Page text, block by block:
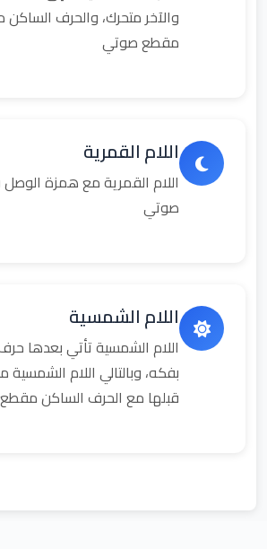
والآخر متحرك، والحرف الساكن
مقطع صوتي
اللام القمرية
اللام القمرية مع همزة
صوتي
اللام الشمسية
اللام الشمسية تأتي بعدها
بفكه، وبالتالي اللام
قبلها مع الحرف الساكن